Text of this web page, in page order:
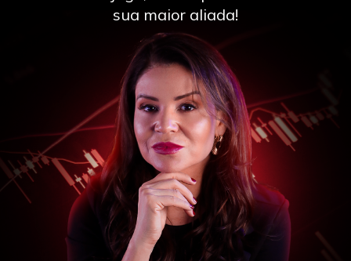
sua maior aliada!